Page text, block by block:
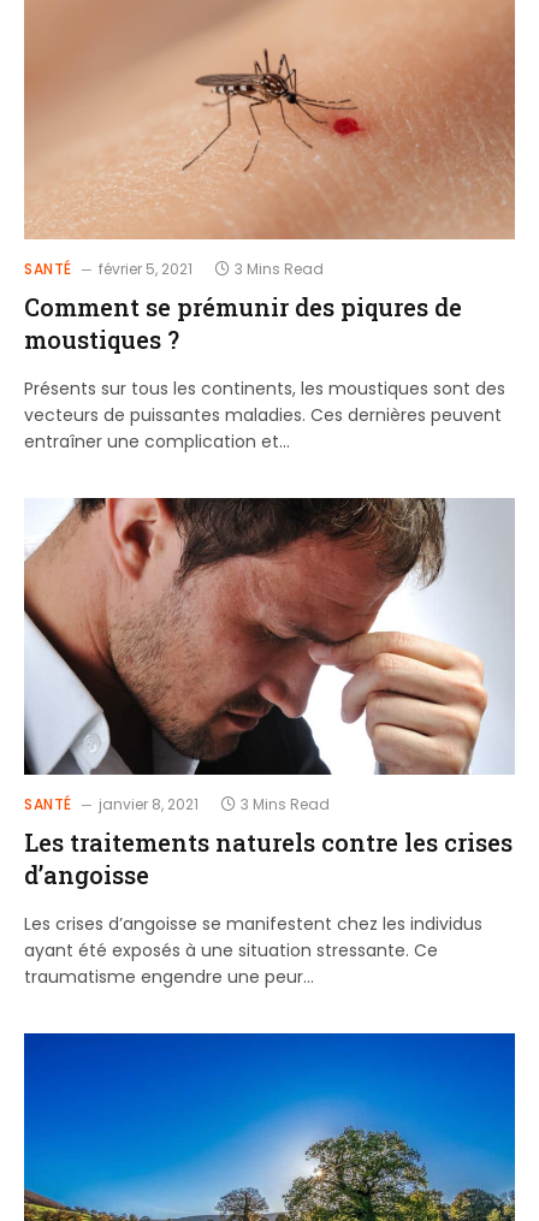
SANTÉ février 5, 2021 3 Mins Read
Comment se prémunir des piqures de
moustiques ?
Présents sur tous les continents, les moustiques sont des
vecteurs de puissantes maladies. Ces dernières peuvent
entraîner une complication et…
SANTÉ janvier 8, 2021 3 Mins Read
Les traitements naturels contre les crises
d’angoisse
Les crises d’angoisse se manifestent chez les individus
ayant été exposés à une situation stressante. Ce
traumatisme engendre une peur…